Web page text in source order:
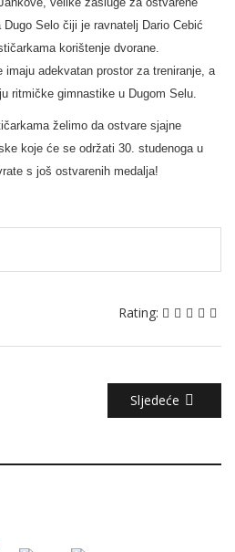
Selo čiji je ravnatelj Dario Cebić
korištenje dvorane.
adekvatan prostor za treniranje, a
ritmičke gimnastike u Dugom Selu.
želimo da ostvare sjajne
koje će se održati 30. studenoga u
s još ostvarenih medalja!
Rating:
Sljedeće